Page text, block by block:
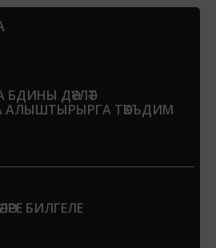
игълан итте.
БДИНЫ ДӘҮЛӘТ
ТӘКЪДИМ
БИЛГЕЛЕ